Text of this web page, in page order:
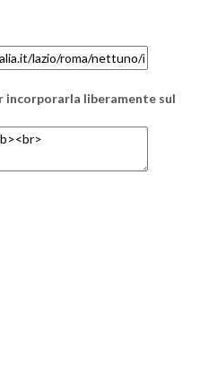
incorporarla liberamente sul